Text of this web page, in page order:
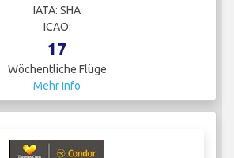
IATA: SHA
ICAO:
17
Wöchentliche Flüge
Mehr Info